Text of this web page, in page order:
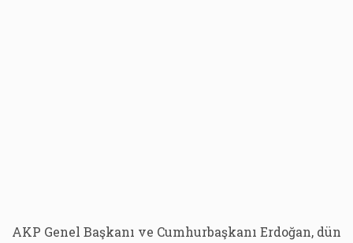
AKP Genel Başkanı ve Cumhurbaşkanı Erdoğan, dün